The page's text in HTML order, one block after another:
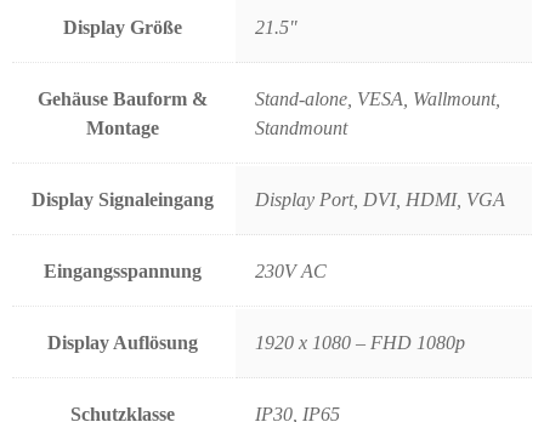
Display Größe 21.5"
Gehäuse Bauform &
Montage
Stand-alone, VESA, Wallmount,
Standmount
Display Signaleingang Display Port, DVI, HDMI, VGA
Eingangsspannung 230V AC
Display Auflösung 1920 x 1080 – FHD 1080p
Schutzklasse IP30, IP65